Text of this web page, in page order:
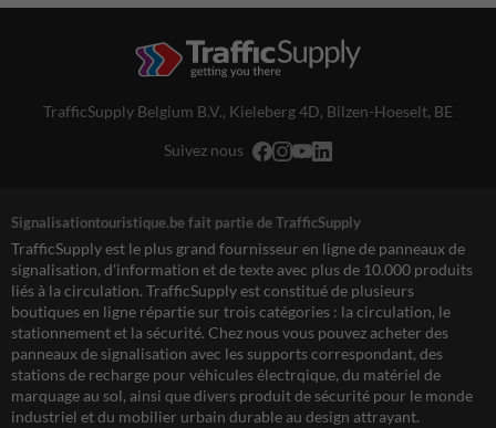
TrafficSupply Belgium B.V., Kieleberg 4D, Bilzen-Hoeselt, BE
Suivez nous
Signalisationtouristique.be fait partie de TrafficSupply
TrafficSupply est le plus grand fournisseur en ligne de panneaux de
signalisation, d'information et de texte avec plus de 10.000 produits
liés à la circulation. TrafficSupply est constitué de plusieurs
boutiques en ligne répartie sur trois catégories : la circulation, le
stationnement et la sécurité. Chez nous vous pouvez acheter des
panneaux de signalisation avec les supports correspondant, des
stations de recharge pour véhicules électrqique, du matériel de
marquage au sol, ainsi que divers produit de sécurité pour le monde
industriel et du mobilier urbain durable au design attrayant.